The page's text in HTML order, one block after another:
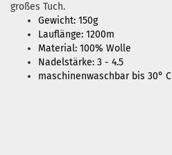
großes Tuch.
Gewicht: 150g
Lauflänge: 1200m
Material: 100% Wolle
Nadelstärke: 3 - 4.5
maschinenwaschbar bis 30° C